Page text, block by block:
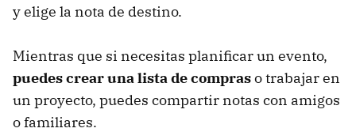
y elige la nota de destino.
Mientras que si necesitas planificar un evento,
puedes crear una lista de compraso trabajar en
un proyecto, puedes compartir notas con amigos
o familiares.